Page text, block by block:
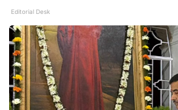
Editorial Desk